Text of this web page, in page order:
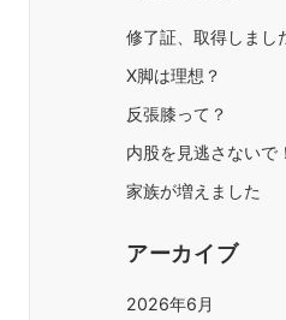
修了証、取得しまし
X脚は理想？
反張膝って？
内股を見逃さないで！
家族が増えました
アーカイブ
2026年6月